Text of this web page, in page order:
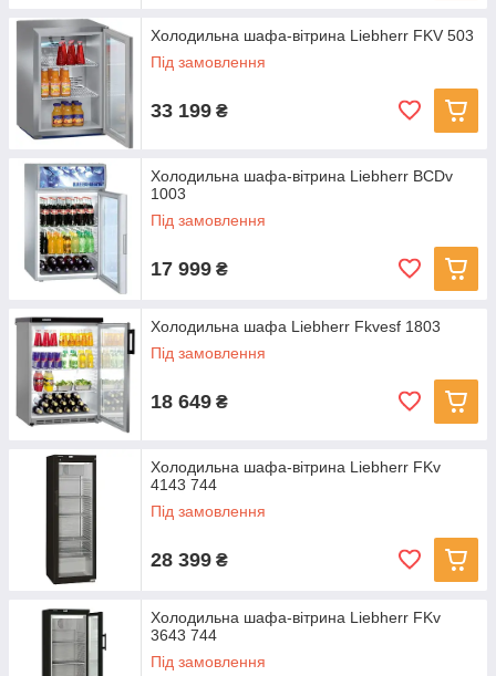
Холодильна шафа-вітрина Liebherr FKV 503
Під замовлення
33 199 ₴
Холодильна шафа-вітрина Liebherr BCDv
1003
Під замовлення
17 999 ₴
Холодильна шафа Liebherr Fkvesf 1803
Під замовлення
18 649 ₴
Холодильна шафа-вітрина Liebherr FKv
4143 744
Під замовлення
28 399 ₴
Холодильна шафа-вітрина Liebherr FKv
3643 744
Під замовлення